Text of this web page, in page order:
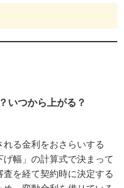
いつから上がる？
る金利をおさらいする
幅」の計算式で決まって
を経て契約時に決定する